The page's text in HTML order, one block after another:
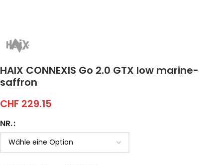
HAIX CONNEXIS Go 2.0 GTX low marine-
saffron
CHF 229.15
NR.